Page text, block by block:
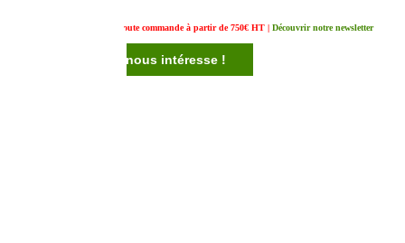
Un cadeau offert pour toute commande à partir de 750€ HT | Découvrir notre newsletter
Votre avis nous intéresse !